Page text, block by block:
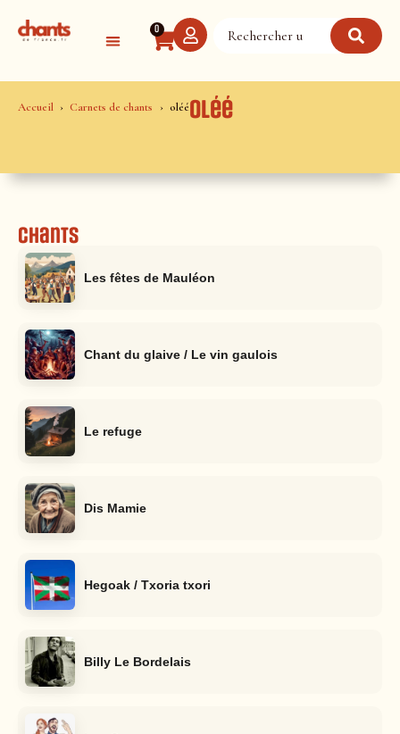
0
Accueil Carnets de chants olééoléé
Chants
Les fêtes de Mauléon
Chant du glaive / Le vin gaulois
Le refuge
Dis Mamie
Hegoak / Txoria txori
Billy Le Bordelais